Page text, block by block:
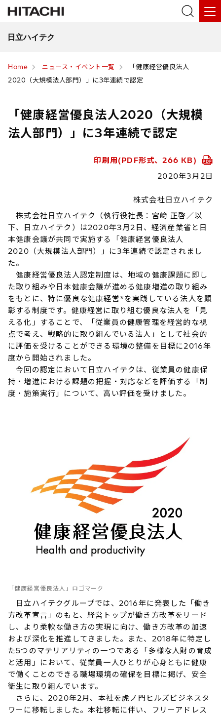
日立ハイテク
Home ニュース・イベント一覧
「健康経営優良法人
2020（大規模法人部門）」に3年連続で認定
「健康経営優良法人2020（大規模
法人部門）」に3年連続で認定
印刷用(PDF形式、266 KB)
2020年3月2日
株式会社日立ハイテク
株式会社日立ハイテク（執行役社長：宮﨑 正啓／以
下、日立ハイテク）は2020年3月2日、経済産業省と日
本健康会議が共同で実施する「健康経営優良法人
2020（大規模法人部門）」に3年連続で認定されまし
た。
健康経営優良法人認定制度は、地域の健康課題に即し
た取り組みや日本健康会議が進める健康増進の取り組み
をもとに、特に優良な健康経営*を実践している法人を顕
彰する制度です。健康経営に取り組む優良な法人を「見
える化」することで、「従業員の健康管理を経営的な視
点で考え、戦略的に取り組んでいる法人」として社会的
に評価を受けることができる環境の整備を目標に2016年
度から開始されました。
今回の認定において日立ハイテクは、従業員の健康保
持・増進における課題の把握・対応などを評価する「制
度・施策実行」について、高い評価を受けました。
「健康経営優良法人」ロゴマーク
日立ハイテクグループでは、2016年に発表した「働き
方改革宣言」のもと、経営トップが働き方改革をリード
し、より柔軟な働き方の実現に向け、働き方改革の加速
および深化を推進してきました。また、2018年に特定し
た5つのマテリアリティの一つである「多様な人財の育成
と活用」において、従業員一人ひとりが心身ともに健康
で働くことのできる職場環境の確保を目標に掲げ、安全
衛生に取り組んでいます。
さらに、2020年2月、本社を虎ノ門ヒルズビジネスタ
ワーに移転しました。本社移転に伴い、フリーアドレス